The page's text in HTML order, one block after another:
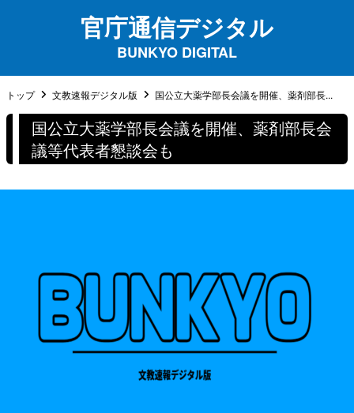
官庁通信デジタル
BUNKYO DIGITAL
トップ 文教速報デジタル版 国公立大薬学部長会議を開催、薬剤部長...
国公立大薬学部長会議を開催、薬剤部長会
議等代表者懇談会も